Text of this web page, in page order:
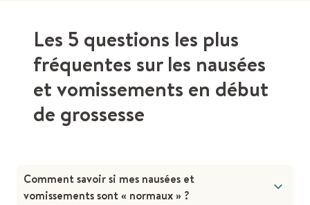
Les 5 questions les plus
fréquentes sur les nausées
et vomissements en début
de grossesse
Comment savoir si mes nausées et
vomissements sont « normaux » ?